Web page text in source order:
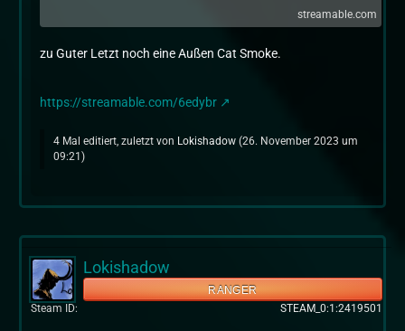
streamable.com
zu Guter Letzt noch eine Außen Cat Smoke.
https://streamable.com/6edybr
4 Mal editiert, zuletzt von Lokishadow (26. November 2023 um
09:21 )
Lokishadow
RANGER
Steam ID
STEAM_0:1:2419501